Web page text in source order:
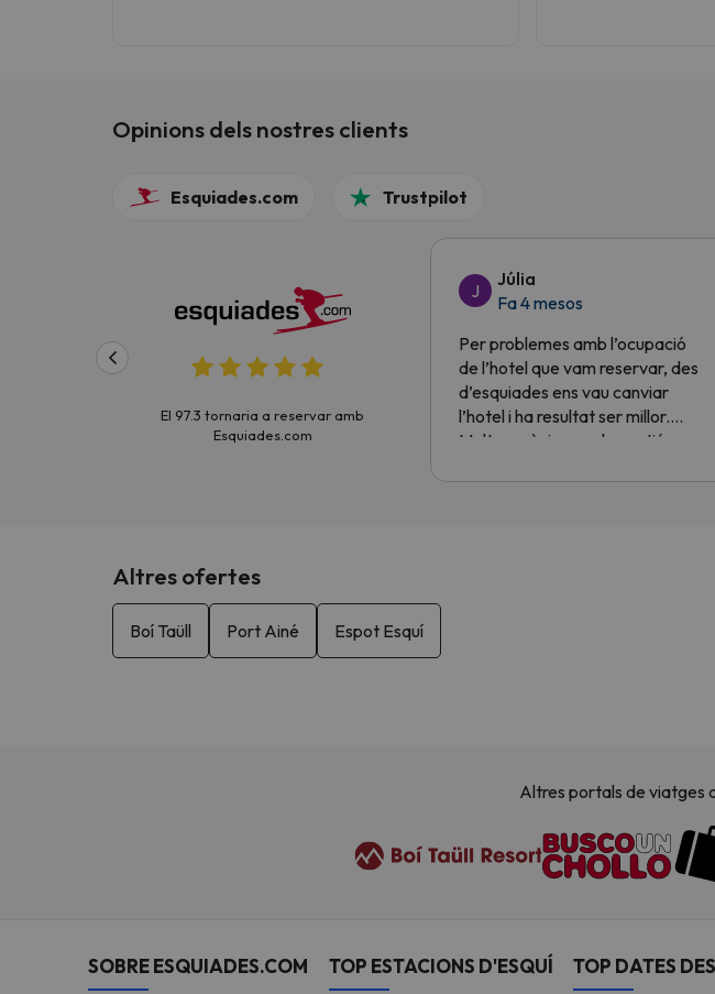
Opinions dels nostres clients
Esquiades.com Trustpilot
El 97.3 tornaria a reservar amb
Esquiades.com
J
Júlia
Fa 4 mesos
Per problemes amb l’ocupació
de l’hotel que vam reservar, des
d’esquiades ens vau canviar
l’hotel i ha resultat ser millor.
Moltes gràcies per la gestió.
Altres ofertes
Boí Taüll Port Ainé Espot Esquí
Altres portals de viatges
SOBRE ESQUIADES.COM TOP ESTACIONS D'ESQUÍ TOP DATES